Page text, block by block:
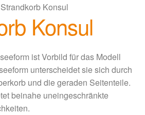
Strandkorb Konsul
Konsul
ist Vorbild für das Modell
unterscheidet sie sich durch
und die geraden Seitenteile.
beinahe uneingeschränkte